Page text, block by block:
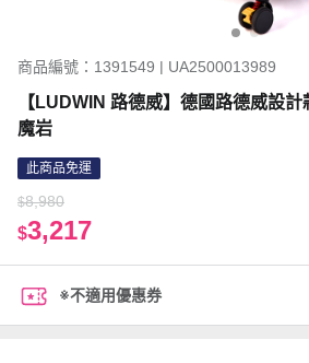
商品編號：1391549 | UA2500013989
【LUDWIN 路德威】德國路德威設
魔岩
此商品免運
$8,980
$3,217
※不適用優惠券